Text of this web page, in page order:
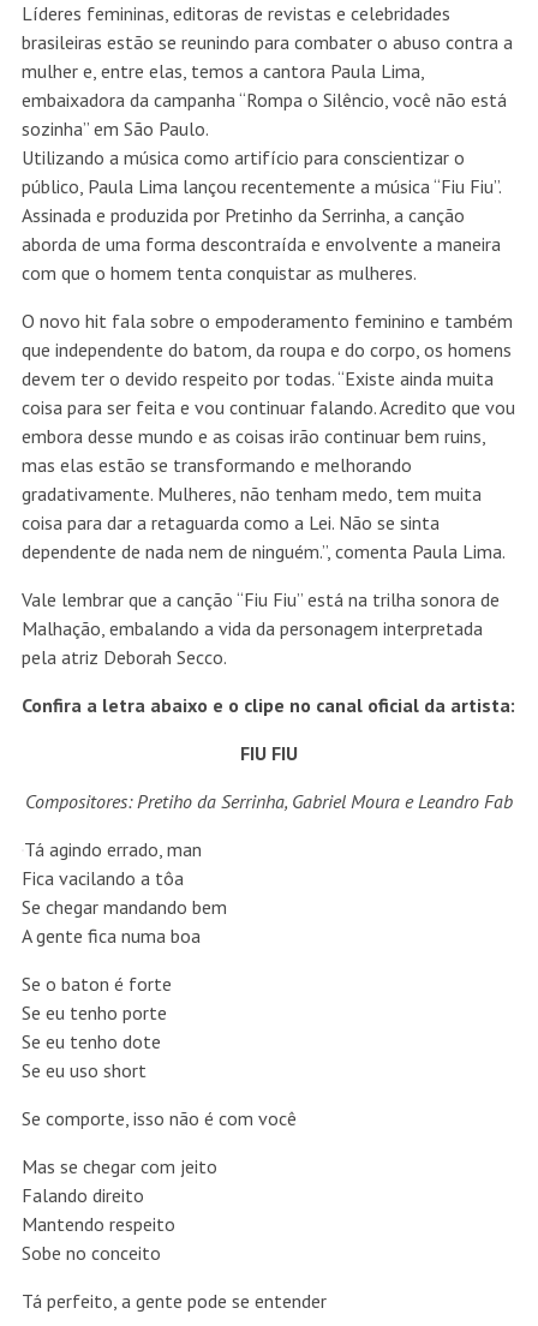
Líderes femininas, editoras de revistas e celebridades
brasileiras estão se reunindo para combater o abuso contra a
mulher e, entre elas, temos a cantora Paula Lima,
embaixadora da campanha “Rompa o Silêncio, você não está
sozinha” em São Paulo.
Utilizando a música como artifício para conscientizar o
público, Paula Lima lançou recentemente a música “Fiu Fiu”.
Assinada e produzida por Pretinho da Serrinha, a canção
aborda de uma forma descontraída e envolvente a maneira
com que o homem tenta conquistar as mulheres.
O novo hit fala sobre o empoderamento feminino e também
que independente do batom, da roupa e do corpo, os homens
devem ter o devido respeito por todas. “Existe ainda muita
coisa para ser feita e vou continuar falando. Acredito que vou
embora desse mundo e as coisas irão continuar bem ruins,
mas elas estão se transformando e melhorando
gradativamente. Mulheres, não tenham medo, tem muita
coisa para dar a retaguarda como a Lei. Não se sinta
dependente de nada nem de ninguém.”, comenta Paula Lima.
Vale lembrar que a canção “Fiu Fiu” está na trilha sonora de
Malhação, embalando a vida da personagem interpretada
pela atriz Deborah Secco.
Confira a letra abaixo e o clipe no canal oficial da artista:
FIU FIU
Compositores: Pretiho da Serrinha, Gabriel Moura e Leandro Fab
Tá agindo errado, man
Fica vacilando a tôa
Se chegar mandando bem
A gente fica numa boa
Se o baton é forte
Se eu tenho porte
Se eu tenho dote
Se eu uso short
Se comporte, isso não é com você
Mas se chegar com jeito
Falando direito
Mantendo respeito
Sobe no conceito
Tá perfeito, a gente pode se entender